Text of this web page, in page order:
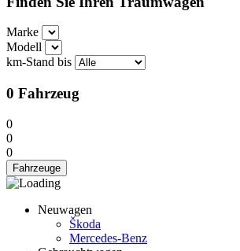
Marke
Modell
km-Stand bis
0 Fahrzeug
0
0
0
Fahrzeuge
Neuwagen
Škoda
Mercedes-Benz